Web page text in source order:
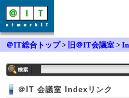
＠IT総合トップ> 旧＠IT会議室 >
＠IT 会議室 Indexリンク